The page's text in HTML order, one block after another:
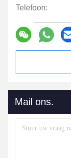
Telefoon:
Mail ons.